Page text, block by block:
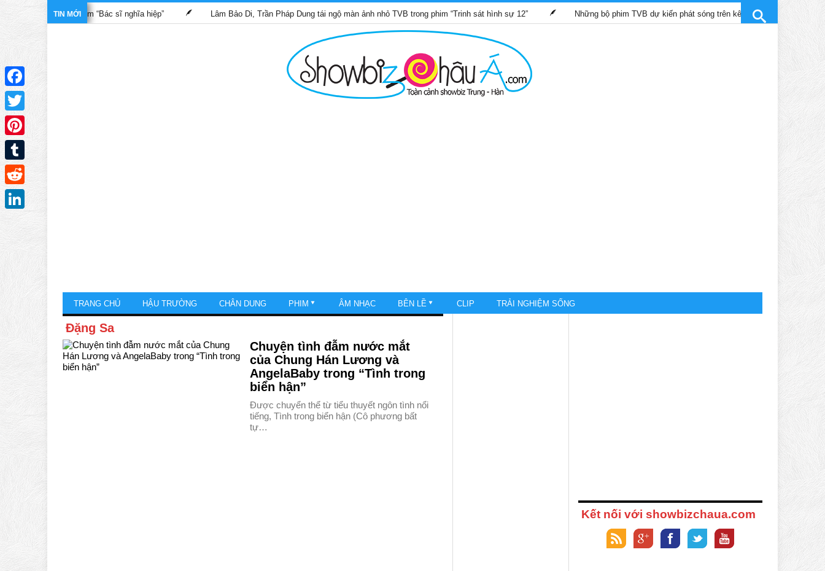
TIN MỚI
trong phim “Bác sĩ nghĩa hiệp” Lâm Bảo Di, Trần Pháp Dung tái ngộ màn ảnh nhỏ TVB trong phim “Trinh sát hình sự 12” Những bộ phim TVB dự kiến phát sóng trên kênh SCTV9 tháng 4/2025
TRANG CHỦ HẬU TRƯỜNG CHÂN DUNG PHIM ÂM NHẠC BÊN LỀ CLIP TRẢI NGHIỆM SỐNG
Đặng Sa
Chuyện tình đẫm nước mắt
của Chung Hán Lương và
AngelaBaby trong “Tình trong
biển hận”
Được chuyển thể từ tiểu thuyết ngôn tình nổi
tiếng, Tình trong biển hận (Cô phương bất
tự…
Kết nối với showbizchaua.com
Facebook
Twitter
Pinterest
Tumblr
Reddit